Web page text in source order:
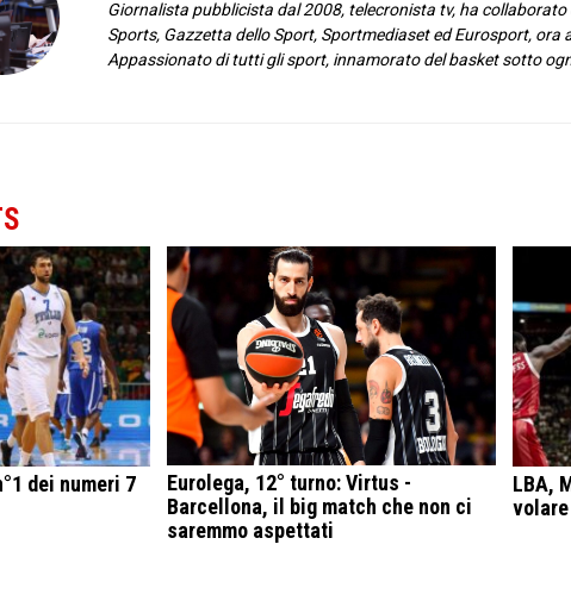
Giornalista pubblicista dal 2008, telecronista tv, ha collaborato
Sports, Gazzetta dello Sport, Sportmediaset ed Eurosport, ora
Appassionato di tutti gli sport, innamorato del basket sotto
dei numeri 7
Eurolega, 12° turno: Virtus -
Barcellona, il big match che non ci
saremmo aspettati
LBA,